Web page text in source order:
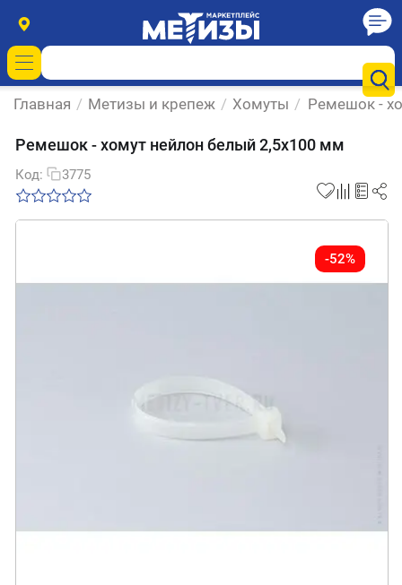
Главная / Метизы и крепеж / Хомуты / Ремешок -
Ремешок - хомут нейлон белый 2,5х100 мм
Код: 3775
-52%